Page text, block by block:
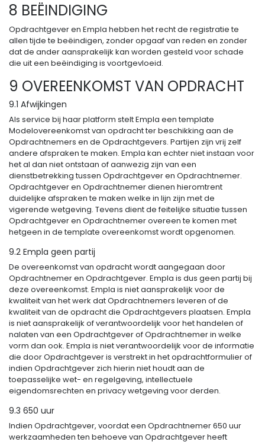
8 BEËINDIGING
Opdrachtgever en Empla hebben het recht de registratie te
allen tijde te beëindigen, zonder opgaaf van reden en zonder
dat de ander aansprakelijk kan worden gesteld voor schade
die uit een beëindiging is voortgevloeid.
9 OVEREENKOMST VAN OPDRACHT
9.1 Afwijkingen
Als service bij haar platform stelt Empla een template
Modelovereenkomst van opdracht ter beschikking aan de
Opdrachtnemers en de Opdrachtgevers. Partijen zijn vrij zelf
andere afspraken te maken. Empla kan echter niet instaan voor
het al dan niet ontstaan of aanwezig zijn van een
dienstbetrekking tussen Opdrachtgever en Opdrachtnemer.
Opdrachtgever en Opdrachtnemer dienen hieromtrent
duidelijke afspraken te maken welke in lijn zijn met de
vigerende wetgeving. Tevens dient de feitelijke situatie tussen
Opdrachtgever en Opdrachtnemer overeen te komen met
hetgeen in de template overeenkomst wordt opgenomen.
9.2 Empla geen partij
De overeenkomst van opdracht wordt aangegaan door
Opdrachtnemer en Opdrachtgever. Empla is dus geen partij bij
deze overeenkomst. Empla is niet aansprakelijk voor de
kwaliteit van het werk dat Opdrachtnemers leveren of de
kwaliteit van de opdracht die Opdrachtgevers plaatsen. Empla
is niet aansprakelijk of verantwoordelijk voor het handelen of
nalaten van een Opdrachtgever of Opdrachtnemer in welke
vorm dan ook. Empla is niet verantwoordelijk voor de informatie
die door Opdrachtgever is verstrekt in het opdrachtformulier of
indien Opdrachtgever zich hierin niet houdt aan de
toepasselijke wet- en regelgeving, intellectuele
eigendomsrechten en privacy wetgeving voor derden.
9.3 650 uur
Indien Opdrachtgever, voordat een Opdrachtnemer 650 uur
werkzaamheden ten behoeve van Opdrachtgever heeft